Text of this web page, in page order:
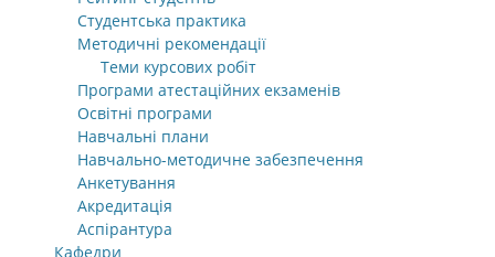
Студентська практика
Методичні рекомендації
Теми курсових робіт
Програми атестаційних екзаменів
Освітні програми
Навчальні плани
Навчально-методичне забезпечення
Анкетування
Акредитація
Аспірантура
Кафедри